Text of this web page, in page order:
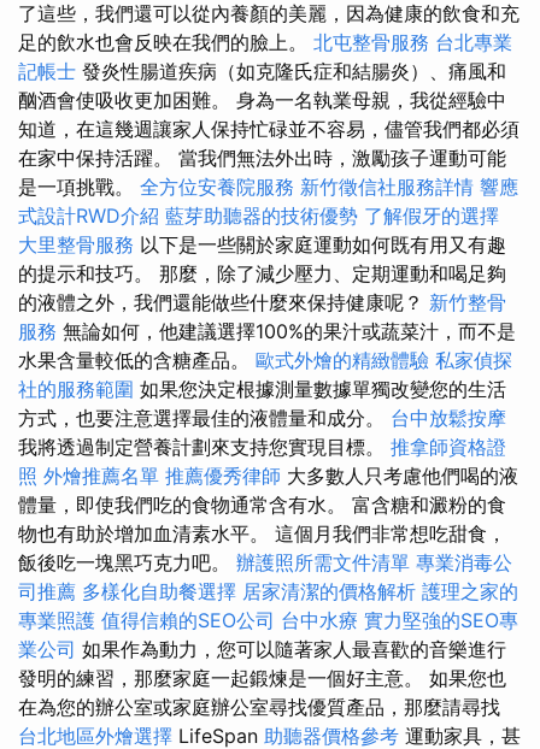
了這些，我們還可以從內養顏的美麗，因為健康的飲食和充
足的飲水也會反映在我們的臉上。 北屯整骨服務 台北專業
記帳士 發炎性腸道疾病（如克隆氏症和結腸炎）、痛風和
酗酒會使吸收更加困難。 身為一名執業母親，我從經驗中
知道，在這幾週讓家人保持忙碌並不容易，儘管我們都必須
在家中保持活躍。 當我們無法外出時，激勵孩子運動可能
是一項挑戰。 全方位安養院服務 新竹徵信社服務詳情 響應
式設計RWD介紹 藍芽助聽器的技術優勢 了解假牙的選擇
大里整骨服務 以下是一些關於家庭運動如何既有用又有趣
的提示和技巧。 那麼，除了減少壓力、定期運動和喝足夠
的液體之外，我們還能做些什麼來保持健康呢？ 新竹整骨
服務 無論如何，他建議選擇100%的果汁或蔬菜汁，而不是
水果含量較低的含糖產品。 歐式外燴的精緻體驗 私家偵探
社的服務範圍 如果您決定根據測量數據單獨改變您的生活
方式，也要注意選擇最佳的液體量和成分。 台中放鬆按摩
我將透過制定營養計劃來支持您實現目標。 推拿師資格證
照 外燴推薦名單 推薦優秀律師 大多數人只考慮他們喝的液
體量，即使我們吃的食物通常含有水。 富含糖和澱粉的食
物也有助於增加血清素水平。 這個月我們非常想吃甜食，
飯後吃一塊黑巧克力吧。 辦護照所需文件清單 專業消毒公
司推薦 多樣化自助餐選擇 居家清潔的價格解析 護理之家的
專業照護 值得信賴的SEO公司 台中水療 實力堅強的SEO專
業公司 如果作為動力，您可以隨著家人最喜歡的音樂進行
發明的練習，那麼家庭一起鍛煉是一個好主意。 如果您也
在為您的辦公室或家庭辦公室尋找優質產品，那麼請尋找
台北地區外燴選擇 LifeSpan 助聽器價格參考 運動家具，甚